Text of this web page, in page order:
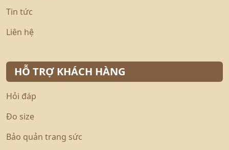
Tin tức
Liên hệ
HỖ TRỢ KHÁCH HÀNG
Hỏi đáp
Đo size
Bảo quản trang sức